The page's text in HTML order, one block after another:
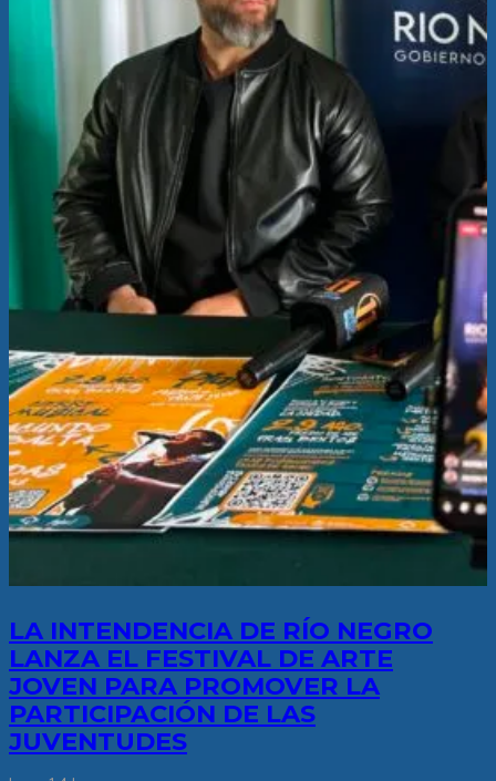
LA INTENDENCIA DE RÍO NEGRO
LANZA EL FESTIVAL DE ARTE
JOVEN PARA PROMOVER LA
PARTICIPACIÓN DE LAS
JUVENTUDES